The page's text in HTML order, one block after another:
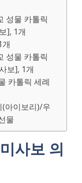
성물 카톨릭
], 1개
성물 카톨릭
보], 1개
카톨릭 세례
아이보리)/우
물
사보 의